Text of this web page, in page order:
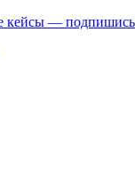
кейсы — подпишись